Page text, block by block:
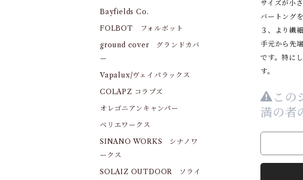
サイズが小
バートング
３、より繊
手元から先
です。特に
す。
この
満の者
Bayfields Co.
FOLBOT フォルボット
ground cover グランドカバ
ー
Vapalux/ヴェイパラックス
COLAPZ コラプズ
オレゴニアンキャンパー
ベリエワークス
SINANO WORKS シナノワ
ークス
SOLAIZ OUTDOOR ソライ